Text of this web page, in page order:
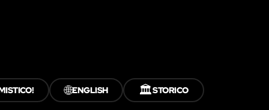
🌐ENGLISH 🏛️STORICO